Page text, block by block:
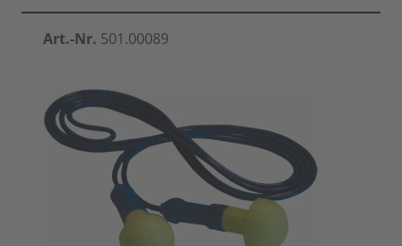
Art.-Nr. 501.00089